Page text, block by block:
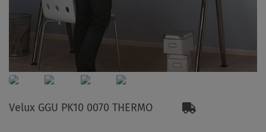
Velux GGU PK10 0070 THERMO